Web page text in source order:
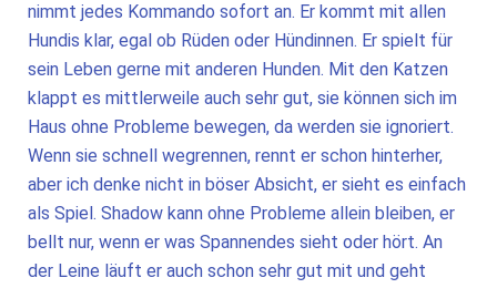
nimmt jedes Kommando sofort an. Er kommt mit allen
Hundis klar, egal ob Rüden oder Hündinnen. Er spielt für
sein Leben gerne mit anderen Hunden. Mit den Katzen
klappt es mittlerweile auch sehr gut, sie können sich im
Haus ohne Probleme bewegen, da werden sie ignoriert.
Wenn sie schnell wegrennen, rennt er schon hinterher,
aber ich denke nicht in böser Absicht, er sieht es einfach
als Spiel. Shadow kann ohne Probleme allein bleiben, er
bellt nur, wenn er was Spannendes sieht oder hört. An
der Leine läuft er auch schon sehr gut mit und geht